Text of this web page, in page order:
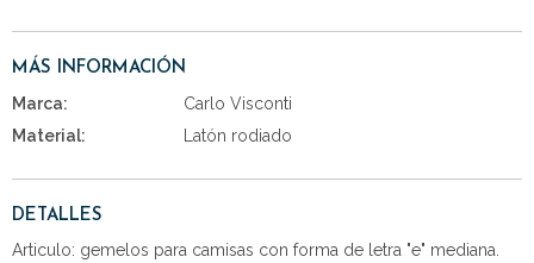
MÁS INFORMACIÓN
Marca:
Carlo Visconti
Material:
Latón rodiado
DETALLES
Articulo: gemelos para camisas con forma de letra "e" mediana.